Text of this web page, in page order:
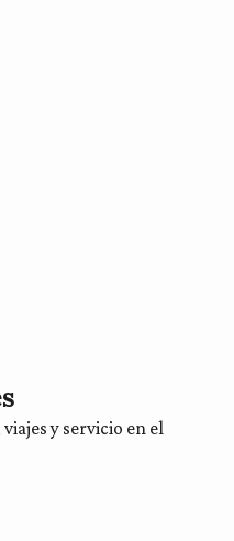
y servicio en el